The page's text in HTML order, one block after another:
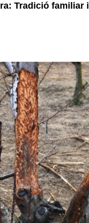
Tradició familiar i